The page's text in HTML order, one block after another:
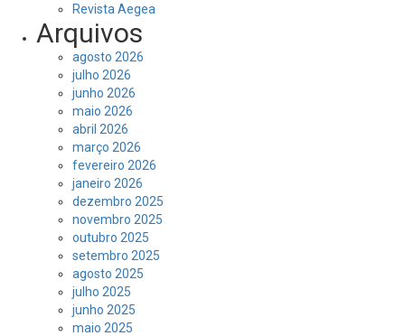
Revista Aegea
Arquivos
agosto 2026
julho 2026
junho 2026
maio 2026
abril 2026
março 2026
fevereiro 2026
janeiro 2026
dezembro 2025
novembro 2025
outubro 2025
setembro 2025
agosto 2025
julho 2025
junho 2025
maio 2025